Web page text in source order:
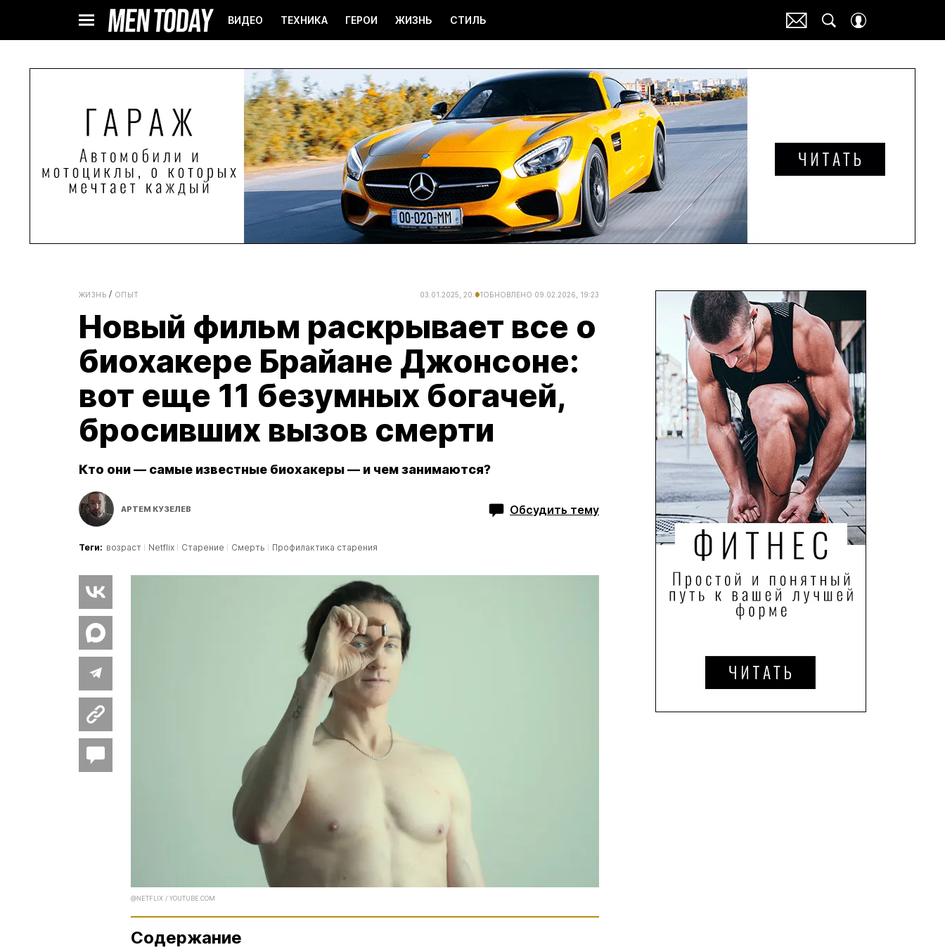
ВИДЕО ТЕХНИКА ГЕРОИ ЖИЗНЬ СТИЛЬ
ЖИЗНЬ ОПЫТ 03.01.2025, 20:01ОБНОВЛЕНО 09.02.2026, 19:23
Новый фильм раскрывает все о
биохакере Брайане Джонсоне:
вот еще 11 безумных богачей,
бросивших вызов смерти
Кто они — самые известные биохакеры — и чем занимаются?
АРТЕМ КУЗЕЛЕВ Обсудить тему
Теги: возраст Netflix Старение Смерть Профилактика старения
@NETFLIX / YOUTUBE.COM
Содержание